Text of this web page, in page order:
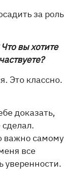
за роль
вы хотите
Это классно.
доказать,
сделал.
важно самому
все
уверенности.